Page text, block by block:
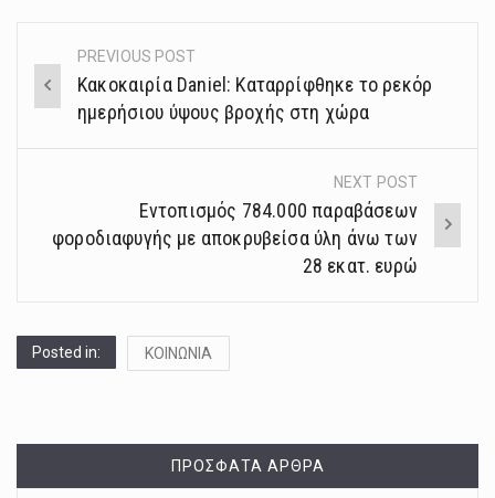
Post
navigation
PREVIOUS POST
Κακοκαιρία Daniel: Καταρρίφθηκε το ρεκόρ
ημερήσιου ύψους βροχής στη χώρα
NEXT POST
Εντοπισμός 784.000 παραβάσεων
φοροδιαφυγής με αποκρυβείσα ύλη άνω των
28 εκατ. ευρώ
Posted in: ΚΟΙΝΩΝΙΑ
ΠΡΌΣΦΑΤΑ ΆΡΘΡΑ